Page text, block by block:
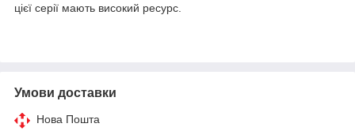
цієї серії мають високий ресурс.
Умови доставки
Нова Пошта